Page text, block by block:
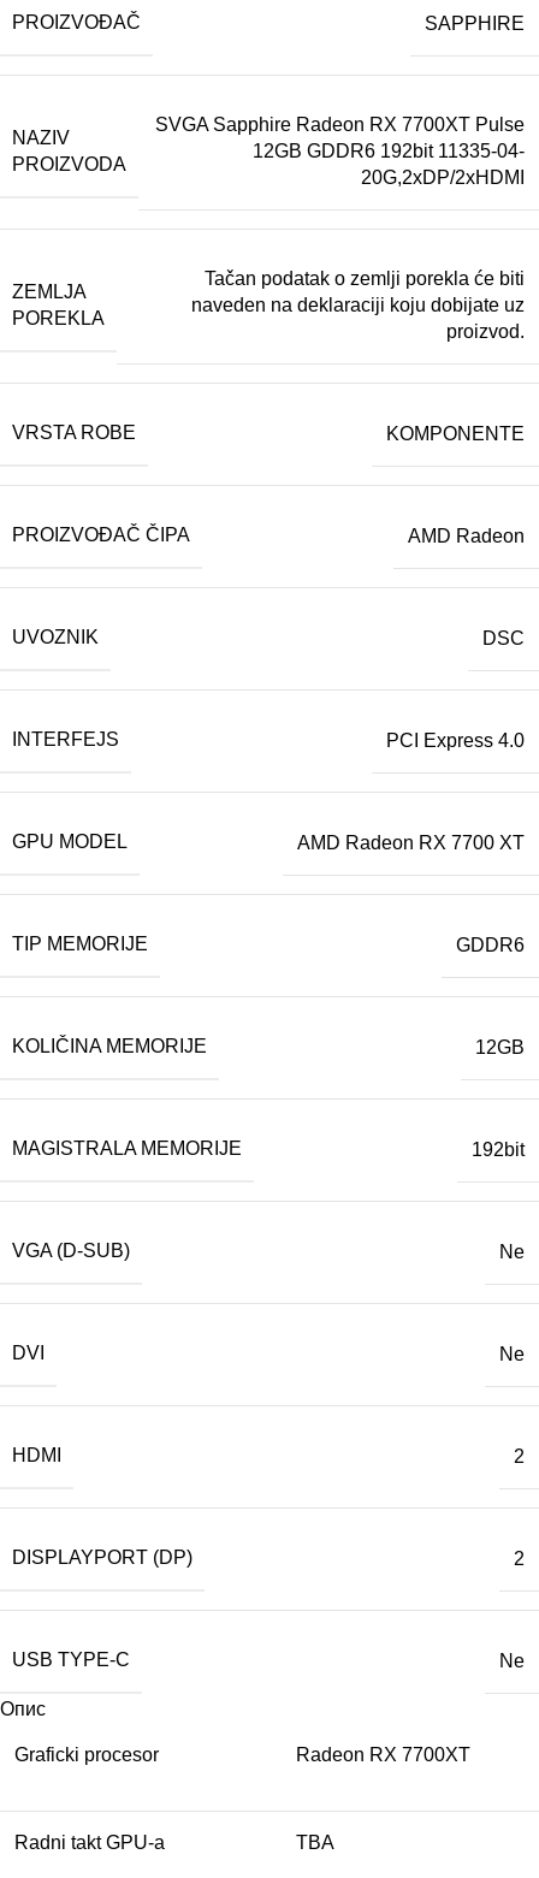
PROIZVOĐAČ SAPPHIRE
NAZIV
PROIZVODA
SVGA Sapphire Radeon RX 7700XT Pulse
12GB GDDR6 192bit 11335-04-
20G,2xDP/2xHDMI
ZEMLJA
POREKLA
Tačan podatak o zemlji porekla će biti
naveden na deklaraciji koju dobijate uz
proizvod.
VRSTA ROBE KOMPONENTE
PROIZVOĐAČ ČIPA AMD Radeon
UVOZNIK DSC
INTERFEJS PCI Express 4.0
GPU MODEL AMD Radeon RX 7700 XT
TIP MEMORIJE GDDR6
KOLIČINA MEMORIJE 12GB
MAGISTRALA MEMORIJE 192bit
VGA (D-SUB) Ne
DVI Ne
HDMI 2
DISPLAYPORT (DP) 2
USB TYPE-C Ne
Опис
Graficki procesor Radeon RX 7700XT
Radni takt GPU-a TBA